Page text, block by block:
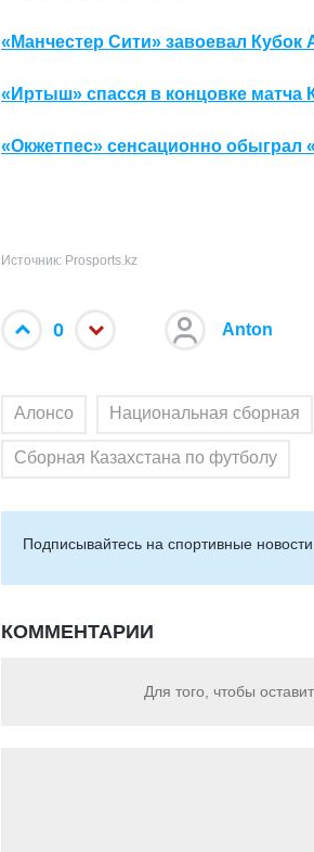
«Манчестер Сити» завоевал Кубок
«Иртыш» спасся в концовке матча
«Окжетпес» сенсационно обыграл
Источник: Prosports.kz
0 Anton
Алонсо Национальная сборная
Сборная Казахстана по футболу
Подписывайтесь на cпортивные
КОММЕНТАРИИ
Для того, чтобы